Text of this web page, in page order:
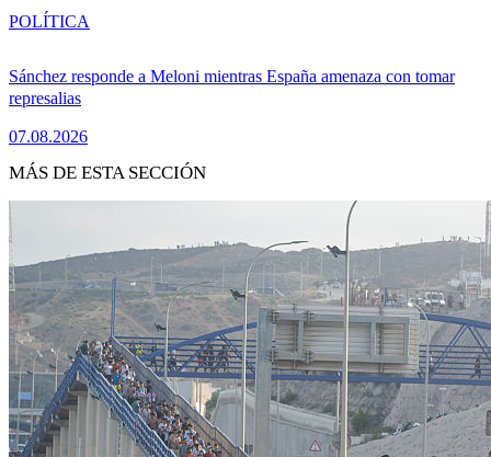
Sánchez responde a Meloni mientras España amenaza con tomar
represalias
07.08.2026
POLÍTICA
MÁS DE ESTA SECCIÓN